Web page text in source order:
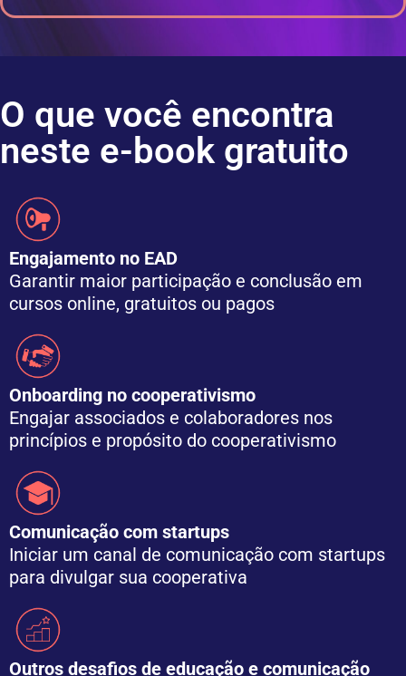
O que você encontra
neste e-book gratuito
Engajamento no EAD
Garantir maior participação e conclusão em
cursos online, gratuitos ou pagos
Onboarding no cooperativismo
Engajar associados e colaboradores nos
princípios e propósito do cooperativismo
Comunicação com startups
Iniciar um canal de comunicação com startups
para divulgar sua cooperativa
Outros desafios de educação e comunicação